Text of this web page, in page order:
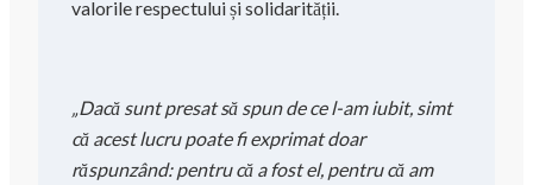
valorile respectului și solidarității.
„Dacă sunt presat să spun de ce l-am iubit, simt
că acest lucru poate fi exprimat doar
răspunzând: pentru că a fost el, pentru că am